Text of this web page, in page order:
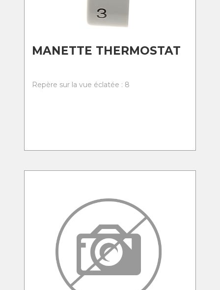
MANETTE THERMOSTAT
Repère sur la vue éclatée : 8